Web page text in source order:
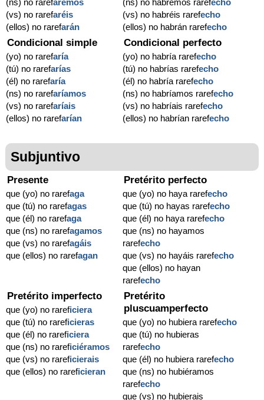
(ns) no rarefaremos
(vs) no rarefaréis
(ellos) no rarefarán
(ns) no habremos rarefecho
(vs) no habréis rarefecho
(ellos) no habrán rarefecho
Condicional simple
(yo) no rarefaría
(tú) no rarefarías
(él) no rarefaría
(ns) no rarefaríamos
(vs) no rarefaríais
(ellos) no rarefarían
Condicional perfecto
(yo) no habría rarefecho
(tú) no habrías rarefecho
(él) no habría rarefecho
(ns) no habríamos rarefecho
(vs) no habríais rarefecho
(ellos) no habrían rarefecho
Subjuntivo
Presente
que (yo) no rarefaga
que (tú) no rarefagas
que (él) no rarefaga
que (ns) no rarefagamos
que (vs) no rarefagáis
que (ellos) no rarefagan
Pretérito perfecto
que (yo) no haya rarefecho
que (tú) no hayas rarefecho
que (él) no haya rarefecho
que (ns) no hayamos
rarefecho
que (vs) no hayáis rarefecho
que (ellos) no hayan
rarefecho
Pretérito imperfecto
que (yo) no rareficiera
que (tú) no rareficieras
que (él) no rareficiera
que (ns) no rareficiéramos
que (vs) no rareficierais
que (ellos) no rareficieran
Pretérito
pluscuamperfecto
que (yo) no hubiera rarefecho
que (tú) no hubieras
rarefecho
que (él) no hubiera rarefecho
que (ns) no hubiéramos
rarefecho
que (vs) no hubierais